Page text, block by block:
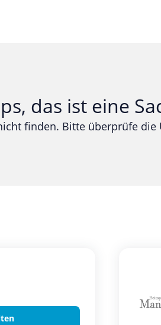
Gesundheit & Beauty
Mobilfunk & Internet
das ist eine
finden. Bitte überprüfe die